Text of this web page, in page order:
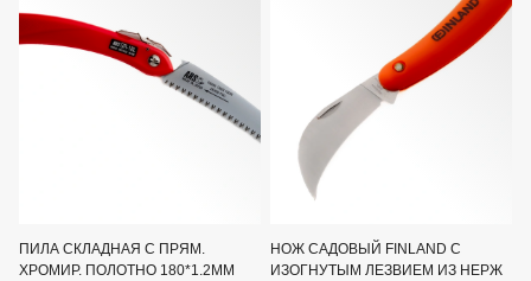
ПИЛА СКЛАДНАЯ С ПРЯМ.
ХРОМИР. ПОЛОТНО 180*1.2ММ
НОЖ САДОВЫЙ FINLAND С
ИЗОГНУТЫМ ЛЕЗВИЕМ ИЗ НЕРЖ